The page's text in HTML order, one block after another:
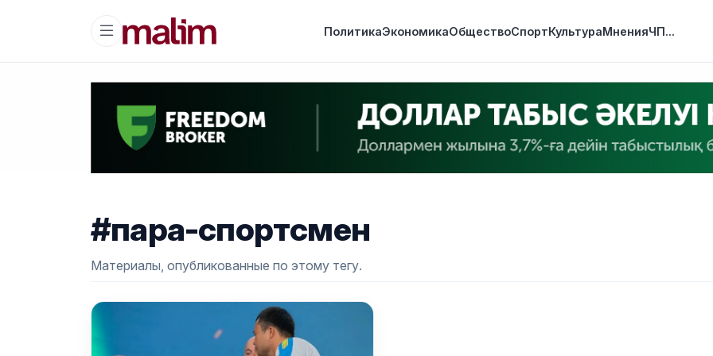
ПолитикаЭкономикаОбществоСпортКультураМненияЧП...
#пара-спортсмен
Материалы, опубликованные по этому тегу.